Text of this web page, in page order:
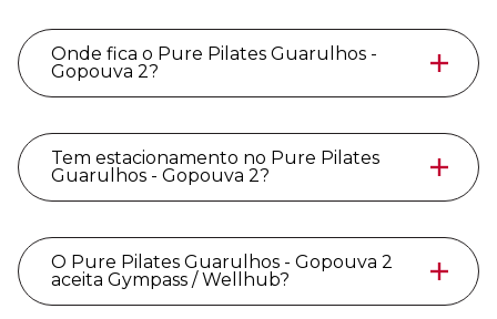
Onde fica o Pure Pilates Guarulhos -
Gopouva 2?
Tem estacionamento no Pure Pilates
Guarulhos - Gopouva 2?
O Pure Pilates Guarulhos - Gopouva 2
aceita Gympass / Wellhub?